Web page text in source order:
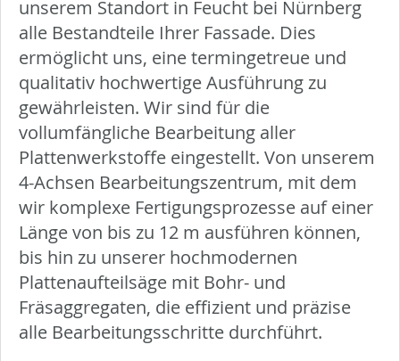
unserem Standort in Feucht bei Nürnberg
alle Bestandteile Ihrer Fassade. Dies
ermöglicht uns, eine termingetreue und
qualitativ hochwertige Ausführung zu
gewährleisten. Wir sind für die
vollumfängliche Bearbeitung aller
Plattenwerkstoffe eingestellt. Von unserem
4-Achsen Bearbeitungszentrum, mit dem
wir komplexe Fertigungsprozesse auf einer
Länge von bis zu 12 m ausführen können,
bis hin zu unserer hochmodernen
Plattenaufteilsäge mit Bohr- und
Fräsaggregaten, die effizient und präzise
alle Bearbeitungsschritte durchführt.